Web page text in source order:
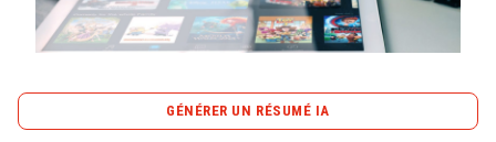
CONTACT
GÉNÉRER UN RÉSUMÉ IA